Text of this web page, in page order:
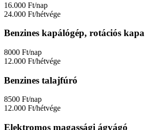
16.000 Ft/nap
24.000 Ft/hétvége
Benzines kapálógép, rotációs kapa
8000 Ft/nap
12.000 Ft/hétvége
Benzines talajfúró
8500 Ft/nap
12.000 Ft/hétvége
Elektromos magassági ágvágó